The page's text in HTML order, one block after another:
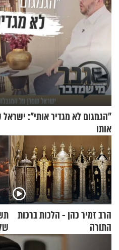
"הגמגום לא מגדיר אותי":
אותו
הרב זמיר כהן - הלכות ברכות
התורה